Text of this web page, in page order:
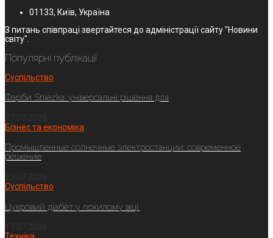
01133, Київ, Україна
З питань співпраці звертайтеся до адміністрації сайту "Новини
світу".
Популярні публікації
Суспільство
Фарби Sniezka: універсальні рішення для
Бізнес та економіка
Промышленные солнечные электростанции: современное
решение
Суспільство
Цукровий діабет у похилому віці: